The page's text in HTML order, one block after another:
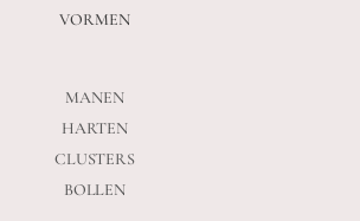
VORMEN
MANEN
HARTEN
CLUSTERS
BOLLEN